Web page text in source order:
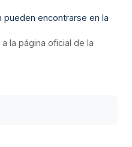
encontrarse en la
la página oficial de la